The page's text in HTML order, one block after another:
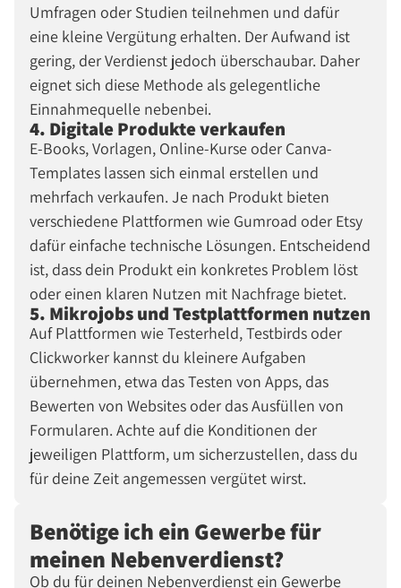
Umfragen oder Studien teilnehmen und dafür
eine kleine Vergütung erhalten. Der Aufwand ist
gering, der Verdienst jedoch überschaubar. Daher
eignet sich diese Methode als gelegentliche
Einnahmequelle nebenbei.
4. Digitale Produkte verkaufen
E-Books, Vorlagen, Online-Kurse oder Canva-
Templates lassen sich einmal erstellen und
mehrfach verkaufen. Je nach Produkt bieten
verschiedene Plattformen wie Gumroad oder Etsy
dafür einfache technische Lösungen. Entscheidend
ist, dass dein Produkt ein konkretes Problem löst
oder einen klaren Nutzen mit Nachfrage bietet.
5. Mikrojobs und Testplattformen nutzen
Auf Plattformen wie Testerheld, Testbirds oder
Clickworker kannst du kleinere Aufgaben
übernehmen, etwa das Testen von Apps, das
Bewerten von Websites oder das Ausfüllen von
Formularen. Achte auf die Konditionen der
jeweiligen Plattform, um sicherzustellen, dass du
für deine Zeit angemessen vergütet wirst.
Benötige ich ein Gewerbe für
meinen Nebenverdienst?
Ob du für deinen Nebenverdienst ein Gewerbe